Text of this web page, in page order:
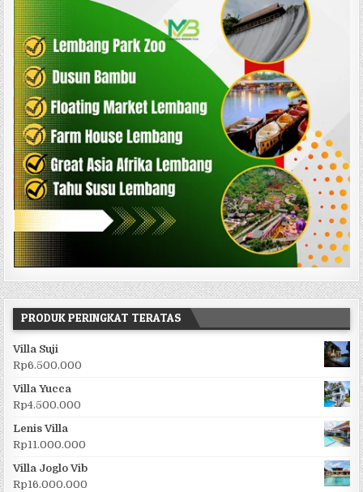
PRODUK PERINGKAT TERATAS
Villa Suji
Rp6.500.000
Villa Yucca
Rp4.500.000
Lenis Villa
Rp11.000.000
Villa Joglo Vib
Rp16.000.000